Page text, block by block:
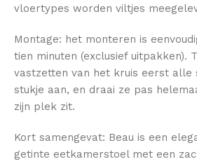
vloertypes worden viltjes
Montage: het monteren is
tien minuten (exclusief uitpakken).
vastzetten van het kruis eerst alle
stukje aan, en draai ze pas
zijn plek zit.
Kort samengevat: Beau is een
getinte eetkamerstoel met een